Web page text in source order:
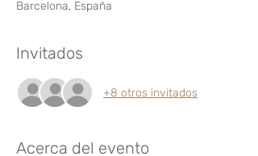
Barcelona, España
Invitados
+8 otros invitados
Acerca del evento